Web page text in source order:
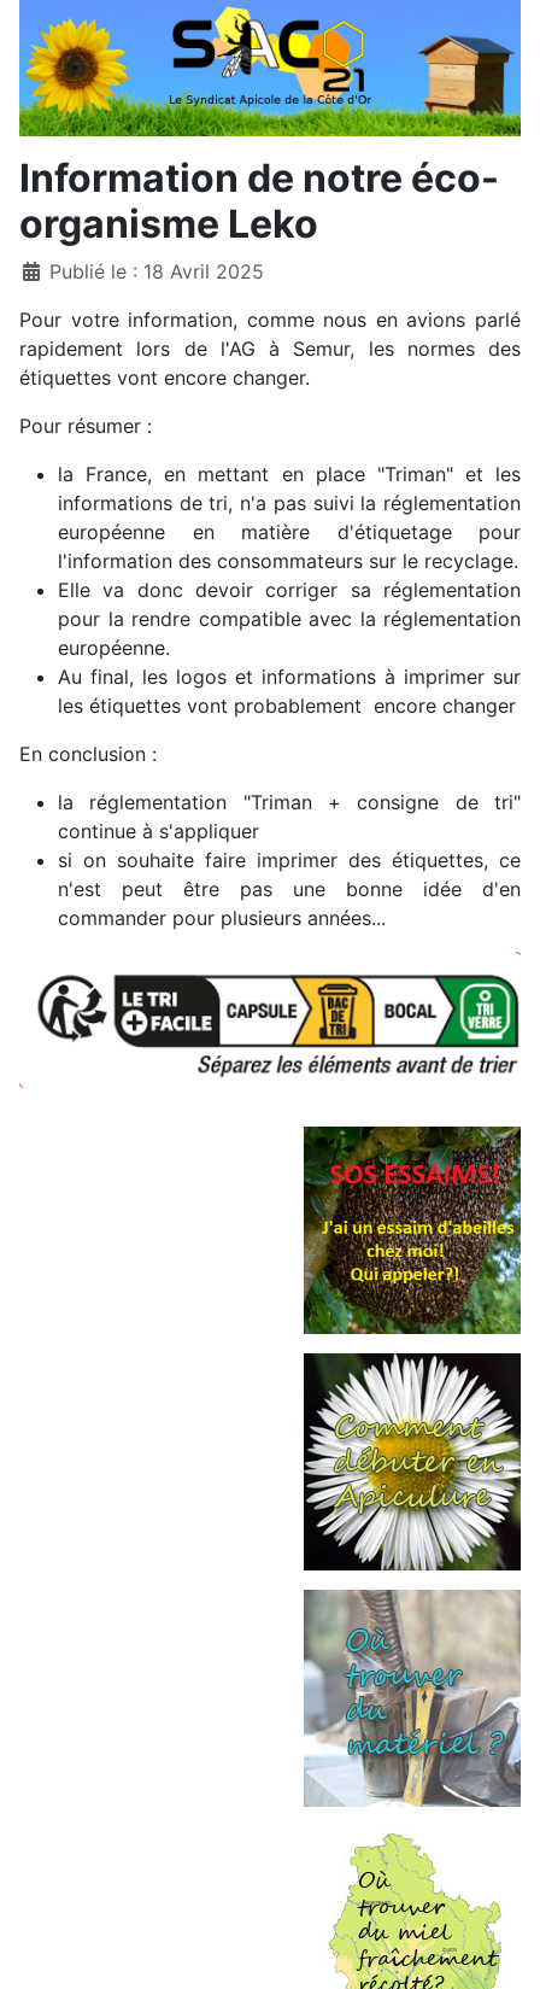
Information de notre éco-
organisme Leko
DétailsPublié le : 18 Avril 2025
Pour votre information, comme nous en avions parlé
rapidement lors de l'AG à Semur, les normes des
étiquettes vont encore changer.
Pour résumer :
la France, en mettant en place "Triman" et les
informations de tri, n'a pas suivi la réglementation
européenne en matière d'étiquetage pour
l'information des consommateurs sur le recyclage.
Elle va donc devoir corriger sa réglementation
pour la rendre compatible avec la réglementation
européenne.
Au final, les logos et informations à imprimer sur
les étiquettes vont probablement encore changer
En conclusion :
la réglementation "Triman + consigne de tri"
continue à s'appliquer
si on souhaite faire imprimer des étiquettes, ce
n'est peut être pas une bonne idée d'en
commander pour plusieurs années...